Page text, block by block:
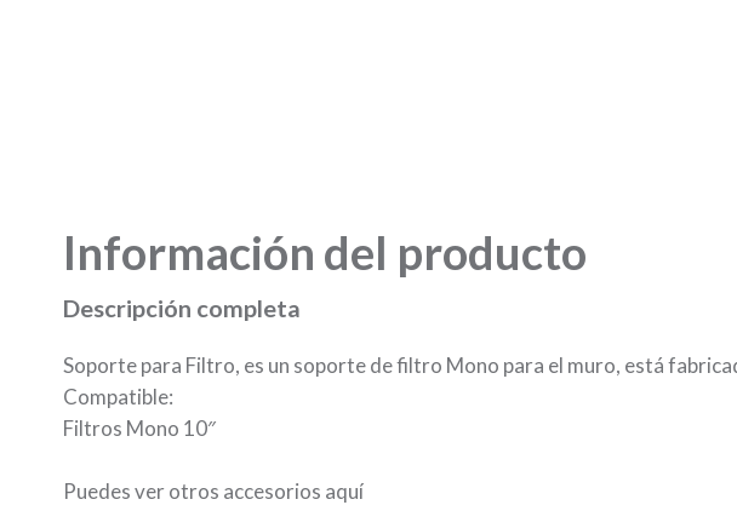
Información del producto
Descripción completa
Soporte para Filtro, es un soporte de filtro Mono para el muro, está
Compatible:
Filtros Mono 10″
Puedes ver otros accesorios aquí